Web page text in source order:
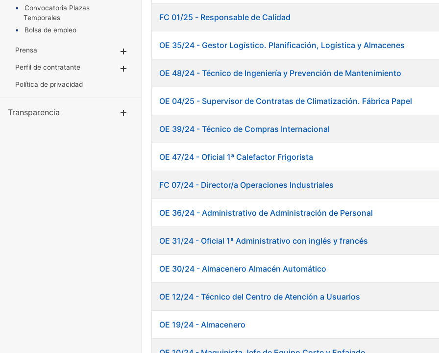
Convocatoria Plazas
Temporales
Bolsa de empleo
Prensa
Mostrar/Ocultar
Perfil de contratante
Mostrar/Ocultar
Política de privacidad
Transparencia Mostrar/Ocultar
FC 01/25 - Responsable de Calidad
OE 35/24 - Gestor Logístico. Planificación, Logística y Almacenes
OE 48/24 - Técnico de Ingeniería y Prevención de Mantenimiento
OE 04/25 - Supervisor de Contratas de Climatización. Fábrica Papel
OE 39/24 - Técnico de Compras Internacional
OE 47/24 - Oficial 1ª Calefactor Frigorista
FC 07/24 - Director/a Operaciones Industriales
OE 36/24 - Administrativo de Administración de Personal
OE 31/24 - Oficial 1ª Administrativo con inglés y francés
OE 30/24 - Almacenero Almacén Automático
OE 12/24 - Técnico del Centro de Atención a Usuarios
OE 19/24 - Almacenero